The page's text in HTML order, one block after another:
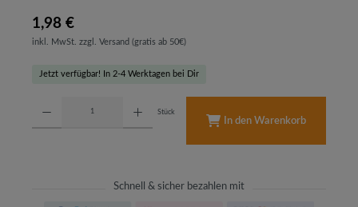
1,98 €
inkl. MwSt. zzgl. Versand (gratis ab 50€)
Jetzt verfügbar! In 2-4 Werktagen bei Dir
Stück
In den Warenkorb
Schnell & sicher bezahlen mit